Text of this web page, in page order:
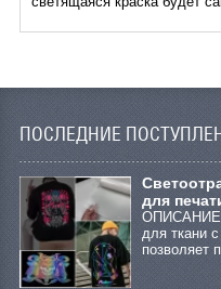
ПОСЛЕДНИЕ
для
ОПИСАНИЕ:
для ткани
позволяет